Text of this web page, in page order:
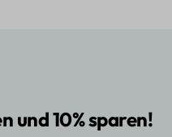
und 10% sparen!